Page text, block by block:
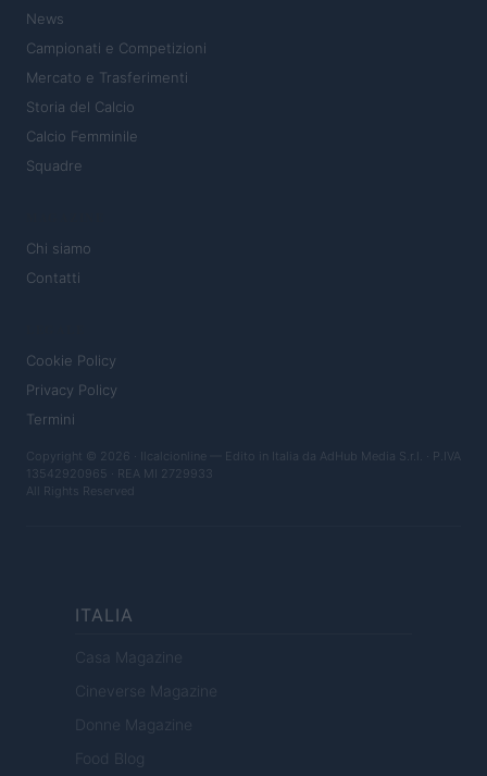
News
Campionati e Competizioni
Mercato e Trasferimenti
Storia del Calcio
Calcio Femminile
Squadre
Chi siamo
Contatti
Cookie Policy
Privacy Policy
Termini
Copyright © 2026 · Ilcalcionline — Edito in Italia da AdHub Media S.r.l. · P.IVA
13542920965 · REA MI 2729933
All Rights Reserved
ITALIA
Casa Magazine
Cineverse Magazine
Donne Magazine
Food Blog